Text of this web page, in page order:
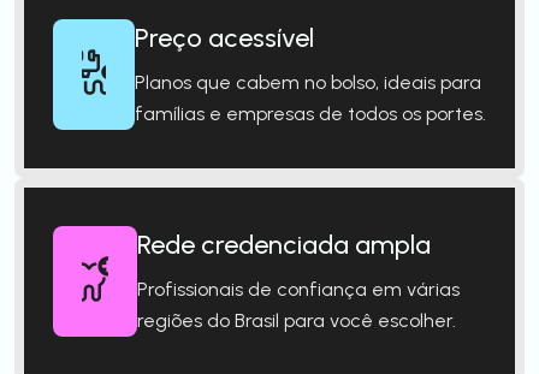
Preço acessível
Planos que cabem no bolso, ideais para
famílias e empresas de todos os portes.
Rede credenciada ampla
Profissionais de confiança em várias
regiões do Brasil para você escolher.